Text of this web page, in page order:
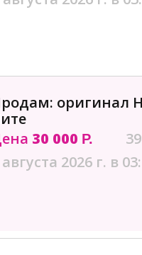
оригинал
30 000 Р.
2026 г. в